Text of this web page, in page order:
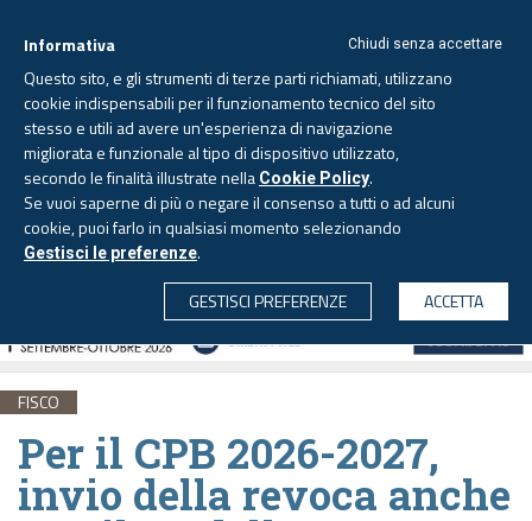
CERCA
Venerdì, 7 agosto 2026 - Aggiornato alle 6.00
FISCO
Per il CPB 2026-2027,
invio della revoca anche
Chiudi senza accettare
Informativa
Questo sito, e gli strumenti di terze parti richiamati, utilizzano
cookie indispensabili per il funzionamento tecnico del sito
stesso e utili ad avere un'esperienza di navigazione
migliorata e funzionale al tipo di dispositivo utilizzato,
secondo le finalità illustrate nella Cookie Policy.
Se vuoi saperne di più o negare il consenso a tutti o ad alcuni
cookie, puoi farlo in qualsiasi momento selezionando
Gestisci le preferenze.
GESTISCI PREFERENZE
ACCETTA